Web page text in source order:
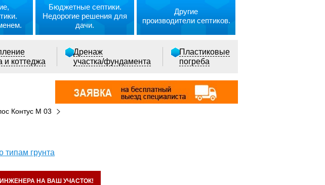
Бюджетные септики.
Недорогие решения для
дачи.
Другие
производители септиков.
и коттеджа
Дренаж
участка/фундамента
Пластиковые
погреба
Контус M 03
грунта
НА ВАШ УЧАСТОК!